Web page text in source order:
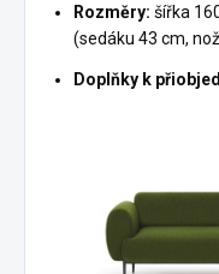
Rozměry: šířka
(sedáku 43 cm,
Doplňky k